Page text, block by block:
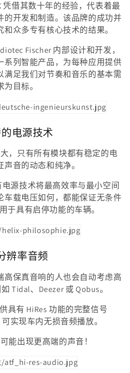
凭借其数十年的经验，代表着最
的开发和制造。该品牌的成功并
众多专有核心技术的结果。
Fischer 内部设计和开发，
系列智能产品，为每种应用提供
满足我们对节奏和音乐的基本需
为目标。
电源技术
，只有所有模块都有稳定的电
音的动态和纯净。
源技术将最高效率与最小空间
车载电压如何，都能保证无条件
于具有启停功能的车辆。
辨率音频
高保真音响的人也会自动考虑高
Tidal、Deezer 或 Qobus。
具有 HiRes 功能的完整信号
可实现车内无损音频播放。
能出现更高端的声音！